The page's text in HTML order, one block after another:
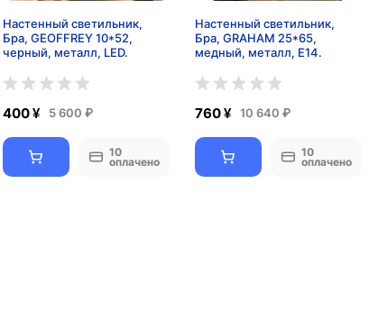
Настенный светильник,
Бра, GEOFFREY 10*52,
черный, металл, LED.
400 ¥ 5 600 ₽
10
оплачено
Настенный светильник,
Бра, GRAHAM 25*65,
медный, металл, Е14.
760 ¥ 10 640 ₽
10
оплачено